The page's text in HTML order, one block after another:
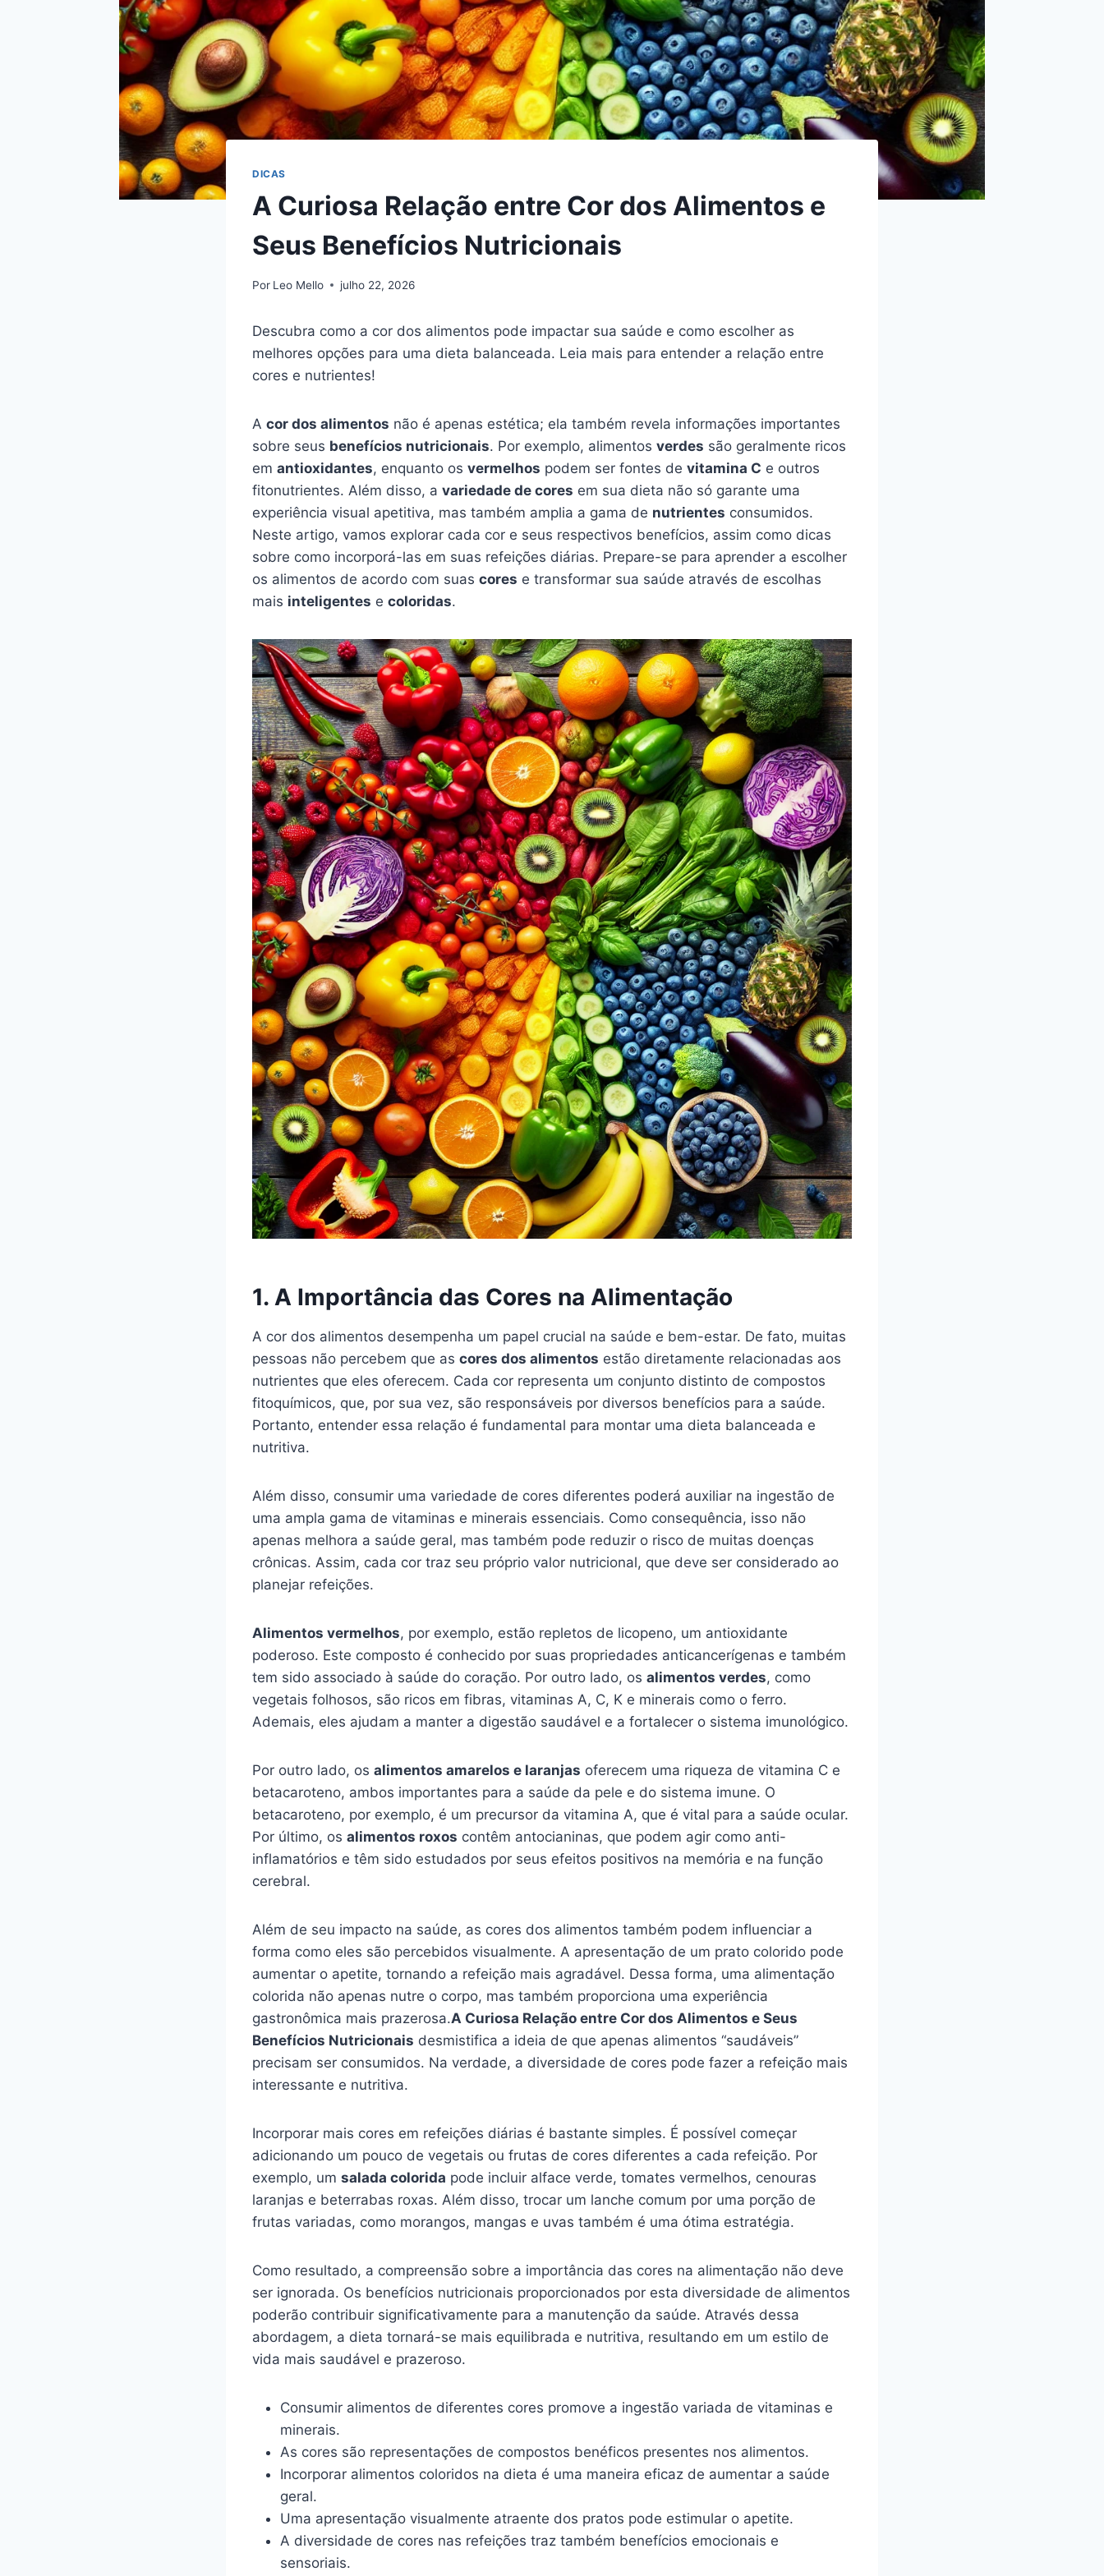
DICAS
A Curiosa Relação entre Cor dos Alimentos e
Seus Benefícios Nutricionais
Por Leo Mello julho 22, 2026
Descubra como a cor dos alimentos pode impactar sua saúde e como escolher as
melhores opções para uma dieta balanceada. Leia mais para entender a relação entre
cores e nutrientes!
A cor dos alimentos não é apenas estética; ela também revela informações importantes
sobre seus benefícios nutricionais. Por exemplo, alimentos verdes são geralmente ricos
em antioxidantes, enquanto os vermelhos podem ser fontes de vitamina C e outros
fitonutrientes. Além disso, a variedade de cores em sua dieta não só garante uma
experiência visual apetitiva, mas também amplia a gama de nutrientes consumidos.
Neste artigo, vamos explorar cada cor e seus respectivos benefícios, assim como dicas
sobre como incorporá-las em suas refeições diárias. Prepare-se para aprender a escolher
os alimentos de acordo com suas cores e transformar sua saúde através de escolhas
mais inteligentes e coloridas.
1. A Importância das Cores na Alimentação
A cor dos alimentos desempenha um papel crucial na saúde e bem-estar. De fato, muitas
pessoas não percebem que as cores dos alimentos estão diretamente relacionadas aos
nutrientes que eles oferecem. Cada cor representa um conjunto distinto de compostos
fitoquímicos, que, por sua vez, são responsáveis por diversos benefícios para a saúde.
Portanto, entender essa relação é fundamental para montar uma dieta balanceada e
nutritiva.
Além disso, consumir uma variedade de cores diferentes poderá auxiliar na ingestão de
uma ampla gama de vitaminas e minerais essenciais. Como consequência, isso não
apenas melhora a saúde geral, mas também pode reduzir o risco de muitas doenças
crônicas. Assim, cada cor traz seu próprio valor nutricional, que deve ser considerado ao
planejar refeições.
Alimentos vermelhos, por exemplo, estão repletos de licopeno, um antioxidante
poderoso. Este composto é conhecido por suas propriedades anticancerígenas e também
tem sido associado à saúde do coração. Por outro lado, os alimentos verdes, como
vegetais folhosos, são ricos em fibras, vitaminas A, C, K e minerais como o ferro.
Ademais, eles ajudam a manter a digestão saudável e a fortalecer o sistema imunológico.
Por outro lado, os alimentos amarelos e laranjas oferecem uma riqueza de vitamina C e
betacaroteno, ambos importantes para a saúde da pele e do sistema imune. O
betacaroteno, por exemplo, é um precursor da vitamina A, que é vital para a saúde ocular.
Por último, os alimentos roxos contêm antocianinas, que podem agir como anti-
inflamatórios e têm sido estudados por seus efeitos positivos na memória e na função
cerebral.
Além de seu impacto na saúde, as cores dos alimentos também podem influenciar a
forma como eles são percebidos visualmente. A apresentação de um prato colorido pode
aumentar o apetite, tornando a refeição mais agradável. Dessa forma, uma alimentação
colorida não apenas nutre o corpo, mas também proporciona uma experiência
gastronômica mais prazerosa.A Curiosa Relação entre Cor dos Alimentos e Seus
Benefícios Nutricionais desmistifica a ideia de que apenas alimentos “saudáveis”
precisam ser consumidos. Na verdade, a diversidade de cores pode fazer a refeição mais
interessante e nutritiva.
Incorporar mais cores em refeições diárias é bastante simples. É possível começar
adicionando um pouco de vegetais ou frutas de cores diferentes a cada refeição. Por
exemplo, um salada colorida pode incluir alface verde, tomates vermelhos, cenouras
laranjas e beterrabas roxas. Além disso, trocar um lanche comum por uma porção de
frutas variadas, como morangos, mangas e uvas também é uma ótima estratégia.
Como resultado, a compreensão sobre a importância das cores na alimentação não deve
ser ignorada. Os benefícios nutricionais proporcionados por esta diversidade de alimentos
poderão contribuir significativamente para a manutenção da saúde. Através dessa
abordagem, a dieta tornará-se mais equilibrada e nutritiva, resultando em um estilo de
vida mais saudável e prazeroso.
Consumir alimentos de diferentes cores promove a ingestão variada de vitaminas e
minerais.
As cores são representações de compostos benéficos presentes nos alimentos.
Incorporar alimentos coloridos na dieta é uma maneira eficaz de aumentar a saúde
geral.
Uma apresentação visualmente atraente dos pratos pode estimular o apetite.
A diversidade de cores nas refeições traz também benefícios emocionais e
sensoriais.